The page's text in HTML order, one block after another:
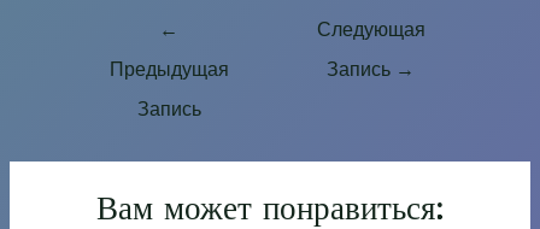
←
Предыдущая
Запись
Следующая
Запись →
Вам может понравиться: